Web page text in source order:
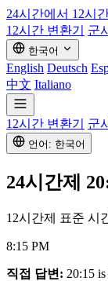
24시간에서 12시
12시간 변환기
군
한국어
English Deutsch
中文 Italiano
12시간 변환기 군
언어: 한국어
24시간제
12시간제 표준 시
8:15 PM
직접 답변: 20:15